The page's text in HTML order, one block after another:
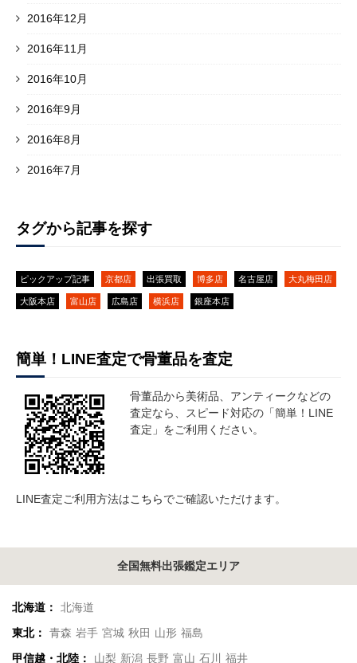
2016年12月
2016年11月
2016年10月
2016年9月
2016年8月
2016年7月
タグから記事を探す
ピックアップ記事 京都店 出張買取 博多店 名古屋店 大丸梅田店
大阪本店 富山店 広島店 横浜店 銀座本店
簡単！LINE査定で骨董品を査定
骨董品から美術品、アンティークなどの
査定なら、スピード対応の「簡単！LINE
査定」をご利用ください。
LINE査定ご利用方法はこちらでご確認いただけます。
全国無料出張鑑定エリア
北海道：
北海道
東北：
青森 岩手 宮城 秋田 山形 福島
甲信越・北陸：
山梨 新潟 長野 富山 石川
福井